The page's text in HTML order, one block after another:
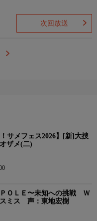
次回放送
サメフェス2026】[新]大捜
ザメ(二)
ＯＬＥ〜未知への挑戦 Ｗ
ミス 声：東地宏樹